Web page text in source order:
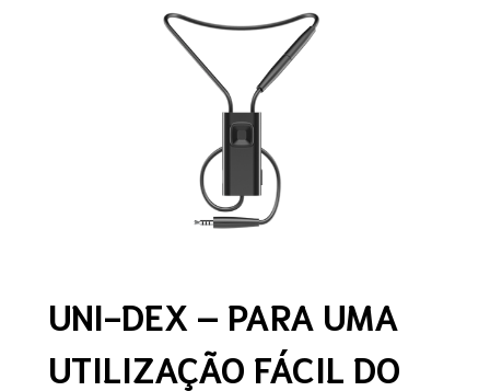
UNI-DEX – PARA UMA
UTILIZAÇÃO FÁCIL DO